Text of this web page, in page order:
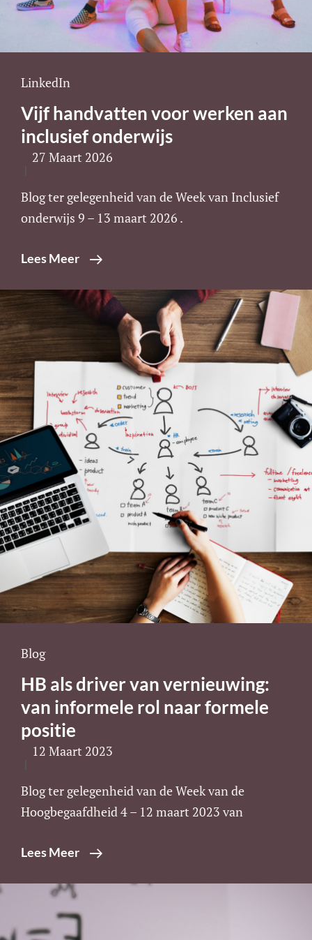
Cat
LinkedIn
Vijf handvatten voor werken aan
inclusief onderwijs
27 Maart 2026
Blog ter gelegenheid van de Week van Inclusief
onderwijs 9 – 13 maart 2026 .
Lees Meer
Vijf
Voor
Werken
Aan
Inclusief
Onderwijs
Cat
Blog
HB als driver van vernieuwing:
van informele rol naar formele
positie
12 Maart 2023
Blog ter gelegenheid van de Week van de
Hoogbegaafdheid 4 – 12 maart 2023 van
Lees Meer
HB